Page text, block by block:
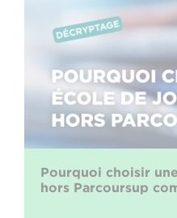
Pourquoi choisir
hors Parcoursup